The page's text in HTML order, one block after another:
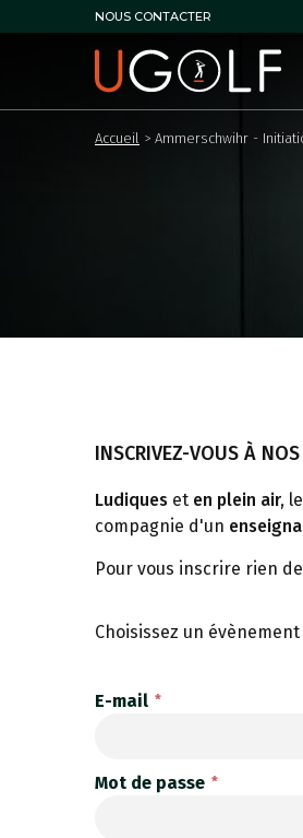
NOUS CONTACTER
Accueil > Ammerschwihr -
INSCRIVEZ-VOUS À
Ludiques et en plein air,
compagnie d'un
Pour vous inscrire rien
Choisissez un
E-mail
Mot de passe